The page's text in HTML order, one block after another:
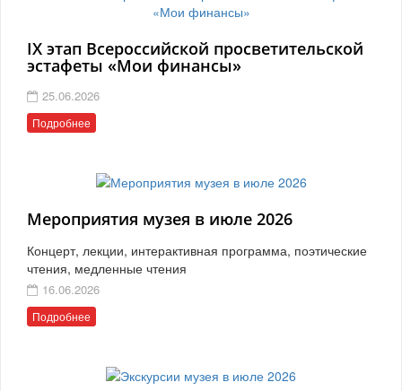
IX этап Всероссийской просветительской
эстафеты «Мои финансы»
25.06.2026
Подробнее
Мероприятия музея в июле 2026
Концерт, лекции, интерактивная программа, поэтические
чтения, медленные чтения
16.06.2026
Подробнее